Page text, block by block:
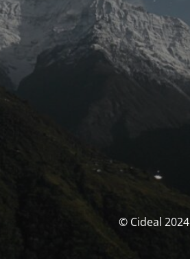
© Cideal 2024